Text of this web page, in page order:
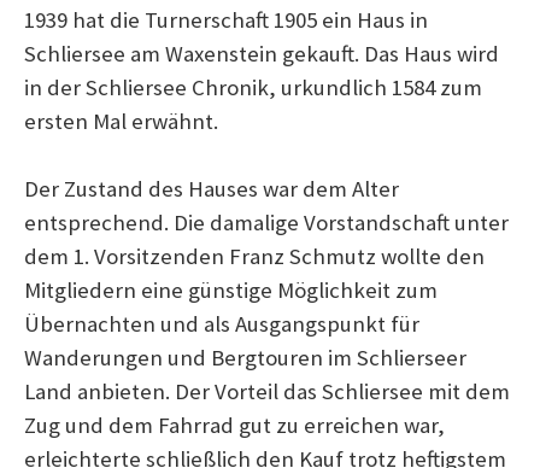
h
n
c
1939 hat die Turnerschaft 1905 ein Haus in
Schliersee am Waxenstein gekauft. Das Haus wird
in der Schliersee Chronik, urkundlich 1584 zum
ersten Mal erwähnt.
Der Zustand des Hauses war dem Alter
entsprechend. Die damalige Vorstandschaft unter
dem 1. Vorsitzenden Franz Schmutz wollte den
Mitgliedern eine günstige Möglichkeit zum
Übernachten und als Ausgangspunkt für
Wanderungen und Bergtouren im Schlierseer
Land anbieten. Der Vorteil das Schliersee mit dem
Zug und dem Fahrrad gut zu erreichen war,
erleichterte schließlich den Kauf trotz heftigstem